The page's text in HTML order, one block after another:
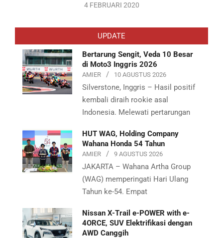
04
4 FEBRUARI 2020
UPDATE
Bertarung Sengit, Veda 10 Besar
di Moto3 Inggris 2026
AMIER 10 AGUSTUS 2026
Silverstone, Inggris – Hasil positif
kembali diraih rookie asal
Indonesia. Melewati pertarungan
HUT WAG, Holding Company
Wahana Honda 54 Tahun
AMIER 9 AGUSTUS 2026
JAKARTA – Wahana Artha Group
(WAG) memperingati Hari Ulang
Tahun ke-54. Empat
Nissan X-Trail e-POWER with e-
4ORCE, SUV Elektrifikasi dengan
AWD Canggih